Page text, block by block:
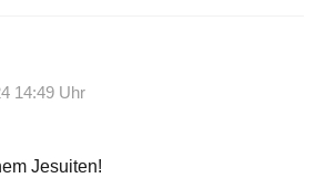
14:49 Uhr
Jesuiten!